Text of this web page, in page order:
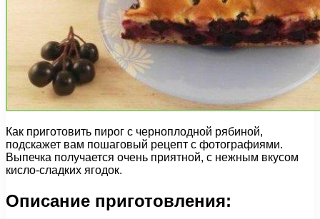
Как приготовить пирог с черноплодной рябиной,
подскажет вам пошаговый рецепт с фотографиями.
Выпечка получается очень приятной, с нежным вкусом
кисло-сладких ягодок.
Описание приготовления: